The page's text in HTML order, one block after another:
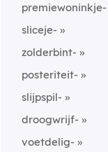
premiewoninkje-
sliceje-
zolderbint-
posteriteit-
slijpspil-
droogwrijf-
voetdelig-